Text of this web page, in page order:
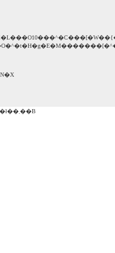
���̃T�C�g��DVD�̂݃f�[�^�����ł��܂��B